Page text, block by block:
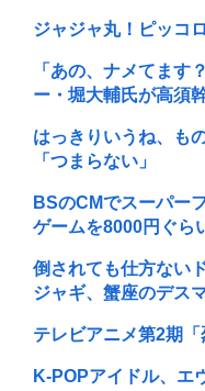
ジャジャ丸！ピッコ
「あの、ナメてます
ー・堀大輔氏が高須
はっきりいうね、も
「つまらない」
BSのCMでスーパー
ゲームを8000円ぐら
倒されても仕方ない
ジャギ、蟹座のデス
テレビアニメ第2期
K-POPアイドル、エ